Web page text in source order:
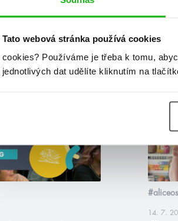
Tato webová stránka používá cookies
cookies? Používáme je třeba k tomu,
jednotlivých dat udělíte kliknutím na
tě mohly zajímat
14. 7.